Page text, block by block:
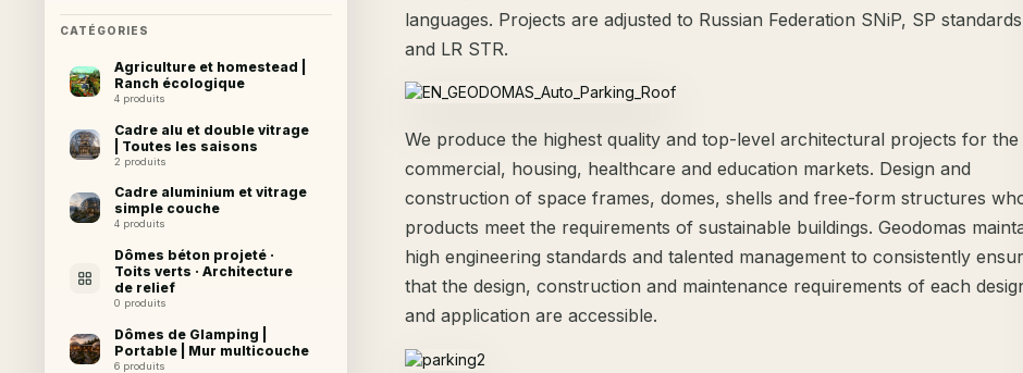
CATÉGORIES
Agriculture et homestead |
Ranch écologique
4 produits
Cadre alu et double vitrage
| Toutes les saisons
2 produits
Cadre aluminium et vitrage
simple couche
4 produits
Dômes béton projeté ·
Toits verts · Architecture
de relief
0 produits
Dômes de Glamping |
Portable | Mur multicouche
6 produits
languages. Projects are adjusted to Russian Federation SNiP, SP standards
and LR STR.
We produce the highest quality and top-level architectural projects for the
commercial, housing, healthcare and education markets. Design and
construction of space frames, domes, shells and free-form structures
products meet the requirements of sustainable buildings. Geodomas
high engineering standards and talented management to consistently
that the design, construction and maintenance requirements of each
and application are accessible.